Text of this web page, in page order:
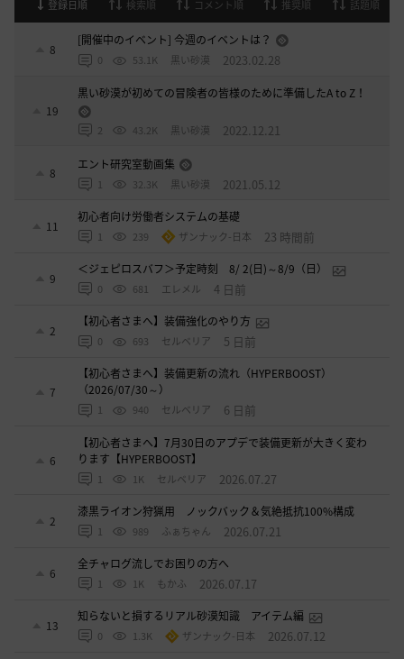
登録日順 検索順 コメント順 推奨順 話題順
8
[開催中のイベント] 今週のイベントは？
0 53.1K 黒い砂漠 2023.02.28
19
黒い砂漠が初めての冒険者の皆様のために準備したA to Z！
2 43.2K 黒い砂漠 2022.12.21
8
エント研究室動画集
1 32.3K 黒い砂漠 2021.05.12
11
初心者向け労働者システムの基礎
1 239 ザンナック-日本 23 時間前
9
＜ジェピロスバフ＞予定時刻 8/ 2(日)～8/9（日）
0 681 エレメル 4 日前
2
【初心者さまへ】装備強化のやり方
0 693 セルベリア 5 日前
7
【初心者さまへ】装備更新の流れ（HYPERBOOST）
（2026/07/30～）
1 940 セルベリア 6 日前
6
【初心者さまへ】7月30日のアプデで装備更新が大きく変わ
ります【HYPERBOOST】
1 1K セルベリア 2026.07.27
2
漆黒ライオン狩猟用 ノックバック＆気絶抵抗100%構成
1 989 ふぁちゃん 2026.07.21
6
全チャログ流しでお困りの方へ
1 1K もかふ 2026.07.17
13
知らないと損するリアル砂漠知識 アイテム編
0 1.3K ザンナック-日本 2026.07.12